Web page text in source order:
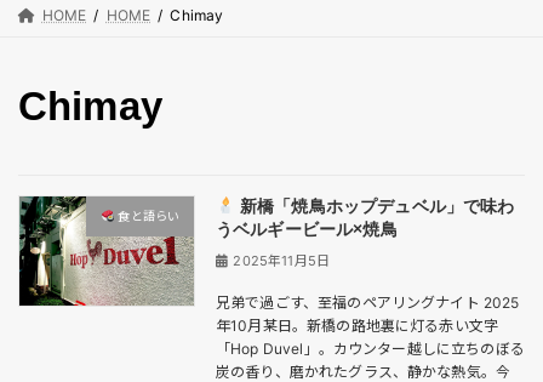
キ
に
HOME HOME Chimay
Chimay
食と語らい​
新橋「焼鳥ホップデュベル」で味わ
うベルギービール×焼鳥
2025年11月5日
兄弟で過ごす、至福のペアリングナイト 2025
年10月某日。新橋の路地裏に灯る赤い文字
「Hop Duvel」。カウンター越しに立ちのぼる
炭の香り、磨かれたグラス、静かな熱気。今